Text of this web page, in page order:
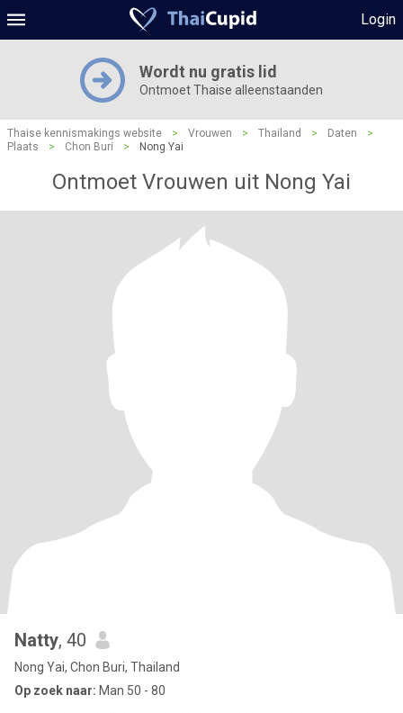
Login
Wordt nu gratis lid
Ontmoet Thaise alleenstaanden
Thaise kennismakings website > Vrouwen > Thailand > Daten
>
Plaats
> Chon Buri > Nong Yai
Ontmoet Vrouwen uit Nong Yai
Natty, 40
Nong Yai, Chon Buri, Thailand
Op zoek naar: Man 50 - 80